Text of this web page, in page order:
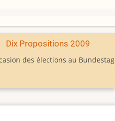
Dix Propositions 2009
des élections au Bundestag